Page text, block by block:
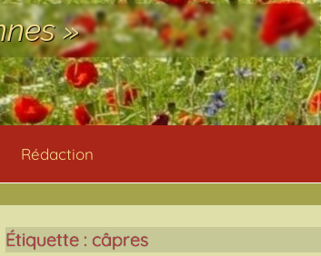
»
Rédaction
Étiquette : câpres